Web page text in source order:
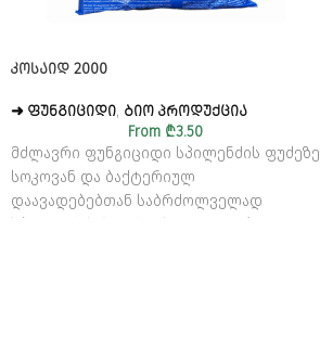
ᲙᲝᲡᲐᲘᲓ 2000
➜ ᲤᲣᲜᲒᲘᲪᲘᲓᲘ, ᲑᲘᲝ ᲞᲠᲝᲓᲣᲥᲪᲘᲐ
From ₾3.50
მძლავრი ფუნგიციდი სპილენძის ფუძეზე
სოკოვან და ბაქტერიულ
დაავადებებთან საბრძოლველად